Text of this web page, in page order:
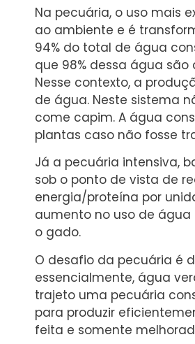
Na pecuária, o uso mais
ao ambiente e é
94% do total de água
que 98% dessa água são
Nesse contexto, a
de água. Neste sistema
come capim. A água
plantas caso não fosse
Já a pecuária intensiva,
sob o ponto de vista de
energia/proteína por
aumento no uso de
o gado.
O desafio da pecuária é
essencialmente, água
trajeto uma pecuária
para produzir
feita e somente